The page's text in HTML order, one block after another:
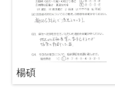
楊碩